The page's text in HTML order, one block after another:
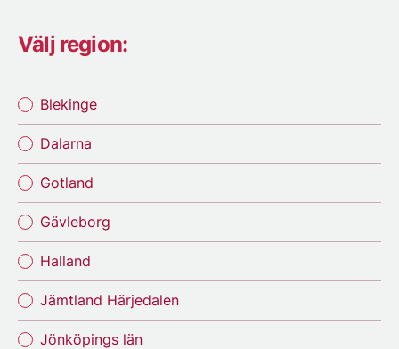
Välj region:
Blekinge
Dalarna
Gotland
Gävleborg
Halland
Jämtland Härjedalen
Jönköpings län